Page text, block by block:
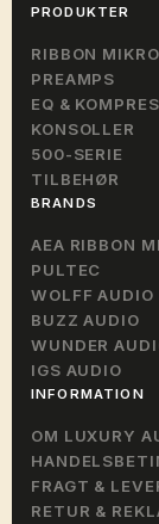
PRODUKTER
RIBBON
PREAMPS
EQ &
KONSOLLER
500-SERIE
TILBEHØR
BRANDS
AEA RIBBON
PULTEC
WOLFF AUDIO
BUZZ AUDIO
WUNDER
IGS AUDIO
INFORMATION
OM LUXURY
FRAGT &
RETUR &